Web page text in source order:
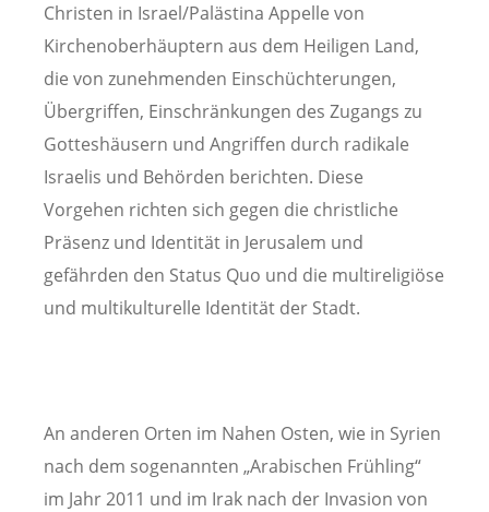
Christen in Israel/Palästina Appelle von
Kirchenoberhäuptern aus dem Heiligen Land,
die von zunehmenden Einschüchterungen,
Übergriffen, Einschränkungen des Zugangs zu
Gotteshäusern und Angriffen durch radikale
Israelis und Behörden berichten. Diese
Vorgehen richten sich gegen die christliche
Präsenz und Identität in Jerusalem und
gefährden den Status Quo und die multireligiöse
und multikulturelle Identität der Stadt.
An anderen Orten im Nahen Osten, wie in Syrien
nach dem sogenannten „Arabischen Frühling“
im Jahr 2011 und im Irak nach der Invasion von